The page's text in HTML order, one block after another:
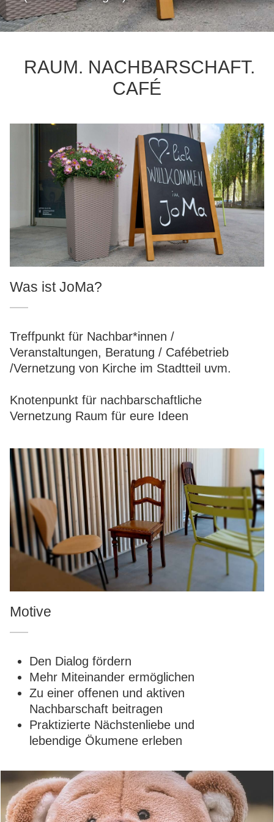
RAUM. NACHBARSCHAFT.
CAFÉ
Was ist JoMa?
Treffpunkt für Nachbar*innen /
Veranstaltungen, Beratung / Cafébetrieb
/Vernetzung von Kirche im Stadtteil uvm.
Knotenpunkt für nachbarschaftliche
Vernetzung Raum für eure Ideen
Motive
Den Dialog fördern
Mehr Miteinander ermöglichen
Zu einer offenen und aktiven
Nachbarschaft beitragen
Praktizierte Nächstenliebe und
lebendige Ökumene erleben